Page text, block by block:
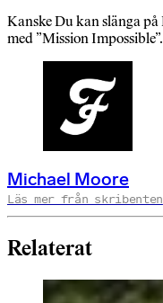
Kanske Du kan slänga
med ”Mission
Michael Moore
Läs mer från skribenten
Relaterat